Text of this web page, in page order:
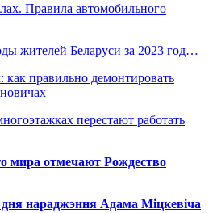
Правила автомобильного
жителей Беларуси за 2023 год…
правильно демонтировать
перестают работать
мира отмечают Рождество
нараджэння Адама Міцкевіча